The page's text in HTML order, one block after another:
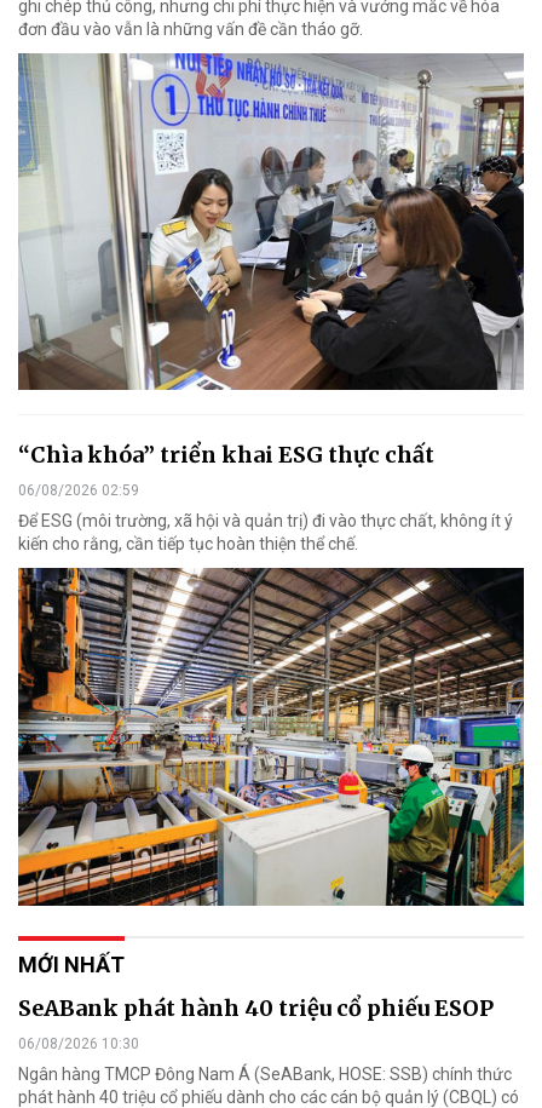
ghi chép thủ công, nhưng chi phí thực hiện và vướng mắc về hóa
đơn đầu vào vẫn là những vấn đề cần tháo gỡ.
“Chìa khóa” triển khai ESG thực chất
06/08/2026 02:59
Để ESG (môi trường, xã hội và quản trị) đi vào thực chất, không ít ý
kiến cho rằng, cần tiếp tục hoàn thiện thể chế.
MỚI NHẤT
SeABank phát hành 40 triệu cổ phiếu ESOP
06/08/2026 10:30
Ngân hàng TMCP Đông Nam Á (SeABank, HOSE: SSB) chính thức
phát hành 40 triệu cổ phiếu dành cho các cán bộ quản lý (CBQL) có